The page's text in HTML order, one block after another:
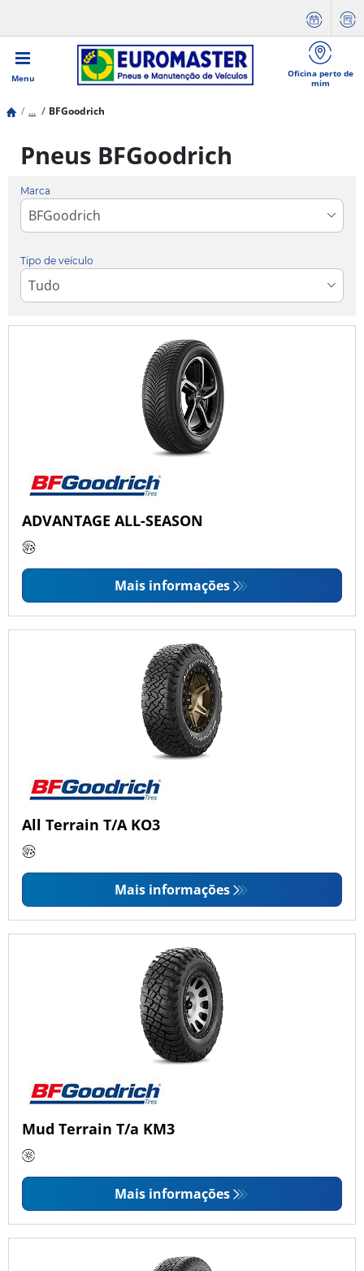
Menu
Oficina perto de
mim
... BFGoodrich
Pneus BFGoodrich
Marca
Tipo de veículo
ADVANTAGE ALL-SEASON
Mais informações
All Terrain T/A KO3
Mais informações
Mud Terrain T/a KM3
Mais informações